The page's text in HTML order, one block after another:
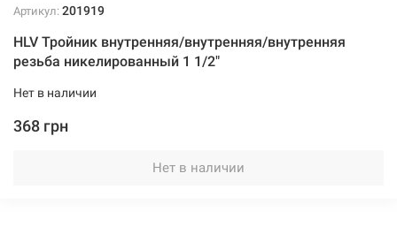
Артикул: 201919
HLV Тройник внутренняя/внутренняя/внутренняя
резьба никелированный 1 1/2"
Нет в наличии
368 грн
Нет в наличии